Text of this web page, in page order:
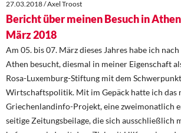
27.03.2018 / Axel Troost
Bericht über meinen Besuch in Athen
März 2018
Am 05. bis 07. März dieses Jahres habe ich
Athen besucht, diesmal in meiner Eigenschaft
Rosa-Luxemburg-Stiftung mit dem
Wirtschaftspolitik. Mit im Gepäck hatte ich das
Griechenlandinfo-Projekt, eine zweimonatlich
seitige Zeitungsbeilage, die sich ausschließlich